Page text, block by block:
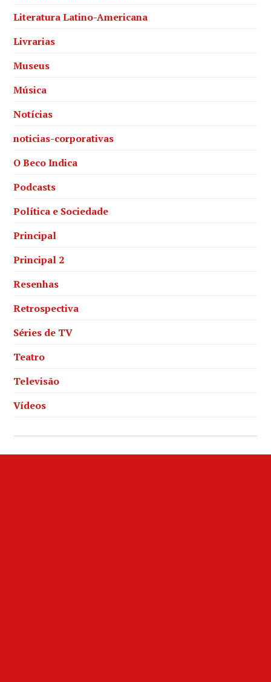
Literatura Latino-Americana
Livrarias
Museus
Música
Notícias
noticias-corporativas
O Beco Indica
Podcasts
Política e Sociedade
Principal
Principal 2
Resenhas
Retrospectiva
Séries de TV
Teatro
Televisão
Vídeos